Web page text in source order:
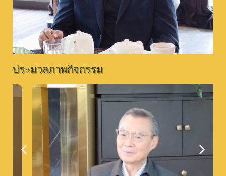
ประมวลภาพกิจกรรม